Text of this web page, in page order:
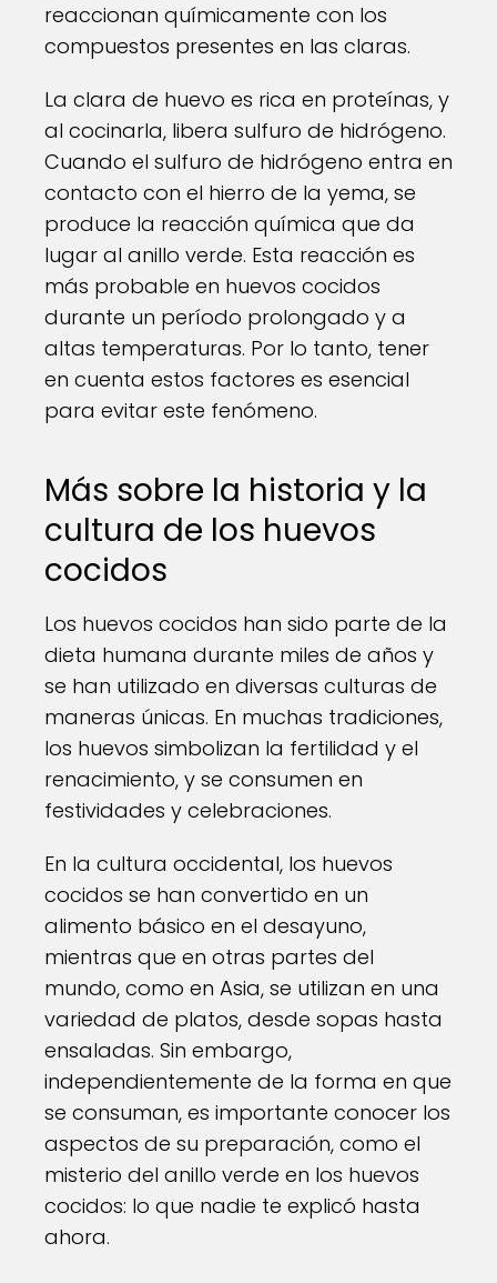
reaccionan químicamente con los
compuestos presentes en las claras.
La clara de huevo es rica en proteínas, y
al cocinarla, libera sulfuro de hidrógeno.
Cuando el sulfuro de hidrógeno entra en
contacto con el hierro de la yema, se
produce la reacción química que da
lugar al anillo verde. Esta reacción es
más probable en huevos cocidos
durante un período prolongado y a
altas temperaturas. Por lo tanto, tener
en cuenta estos factores es esencial
para evitar este fenómeno.
Más sobre la historia y la
cultura de los huevos
cocidos
Los huevos cocidos han sido parte de la
dieta humana durante miles de años y
se han utilizado en diversas culturas de
maneras únicas. En muchas tradiciones,
los huevos simbolizan la fertilidad y el
renacimiento, y se consumen en
festividades y celebraciones.
En la cultura occidental, los huevos
cocidos se han convertido en un
alimento básico en el desayuno,
mientras que en otras partes del
mundo, como en Asia, se utilizan en una
variedad de platos, desde sopas hasta
ensaladas. Sin embargo,
independientemente de la forma en que
se consuman, es importante conocer los
aspectos de su preparación, como el
misterio del anillo verde en los huevos
cocidos: lo que nadie te explicó hasta
ahora.